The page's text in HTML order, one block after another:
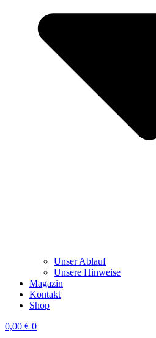
Unser Ablauf
Unsere Hinweise
Magazin
Kontakt
Shop
0,00 € 0